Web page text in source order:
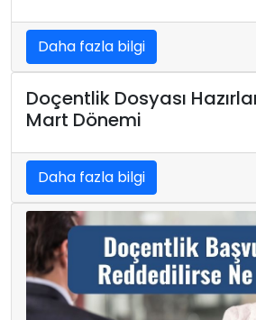
Daha fazla bilgi
Doçentlik Dosyası
Mart Dönemi
Daha fazla bilgi